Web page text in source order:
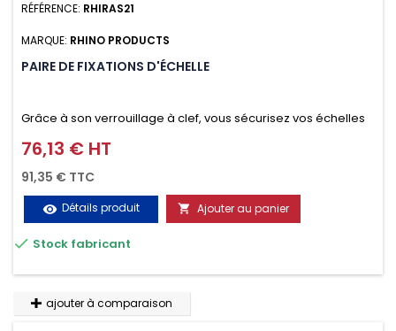
RÉFÉRENCE: RHIRAS21
MARQUE: RHINO PRODUCTS
PAIRE DE FIXATIONS D'ÉCHELLE
Grâce à son verrouillage à clef, vous sécurisez vos échelles
d'un seul geste aussi bien contre le vol que pendant le
transport. Référence vendue par paire.
Prix
76,13 € HT
91,35 € TTC
visibility Détails produit  Ajouter au panier
 Stock fabricant
ajouter à comparaison